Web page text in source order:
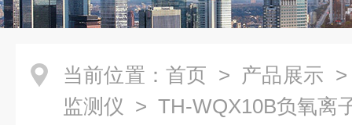
当前位置： 首页 > 产品展示
监测仪 > TH-WQX10B负氧离